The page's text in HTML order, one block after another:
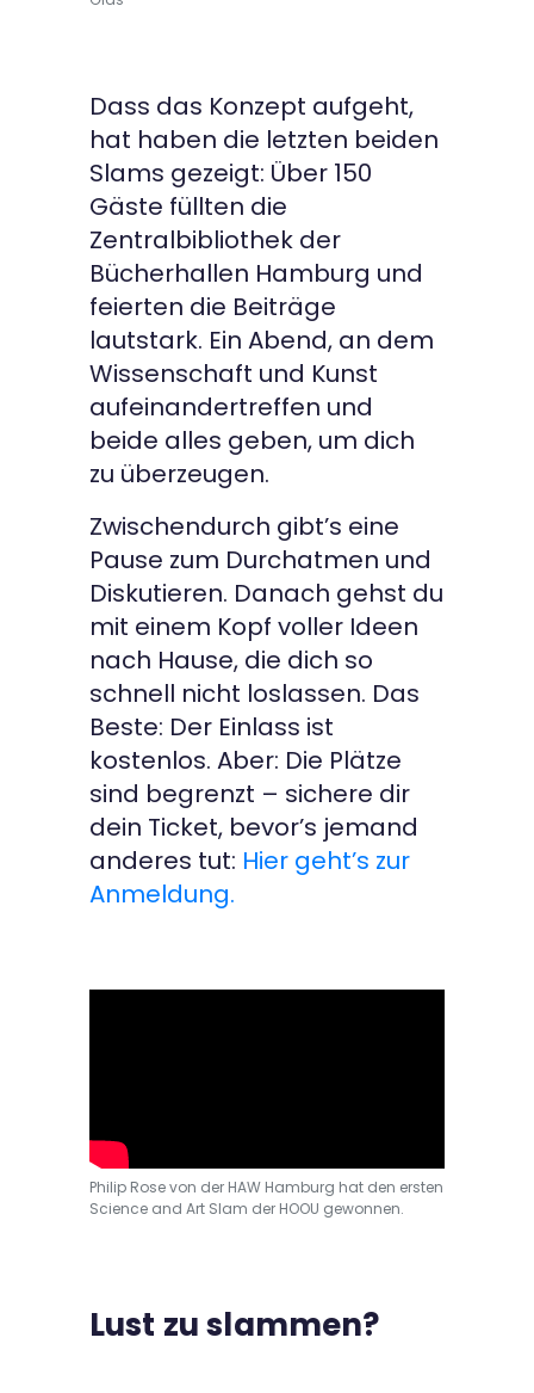
Dass das Konzept aufgeht,
hat haben die letzten beiden
Slams gezeigt: Über 150
Gäste füllten die
Zentralbibliothek der
Bücherhallen Hamburg und
feierten die Beiträge
lautstark. Ein Abend, an dem
Wissenschaft und Kunst
aufeinandertreffen und
beide alles geben, um dich
zu überzeugen.
Zwischendurch gibt’s eine
Pause zum Durchatmen und
Diskutieren. Danach gehst du
mit einem Kopf voller Ideen
nach Hause, die dich so
schnell nicht loslassen. Das
Beste: Der Einlass ist
kostenlos. Aber: Die Plätze
sind begrenzt – sichere dir
dein Ticket, bevor’s jemand
anderes tut: Hier geht’s zur
Anmeldung.
Philip Rose von der HAW Hamburg hat den ersten
Science and Art Slam der HOOU gewonnen.
Lust zu slammen?